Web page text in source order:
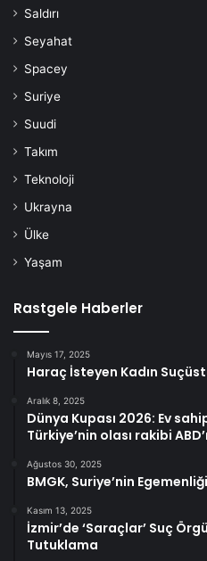
Saldırı
Seyahat
Spacey
Suriye
Suudi
Takım
Teknoloji
Ukrayna
Ülke
Yaşam
Rastgele Haberler
Mayıs 17, 2025
Haraç İsteyen Kadın
Aralık 8, 2025
Dünya Kupası 2026: Ev
Türkiye’nin olası rakibi
Ağustos 30, 2025
BMGK, Suriye’nin
Kasım 13, 2025
İzmir’de ‘Saraçlar’ Suç
Tutuklama